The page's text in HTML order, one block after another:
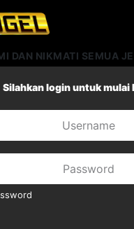
NIKMATI SEMUA JENIS
Silahkan login untuk mulai